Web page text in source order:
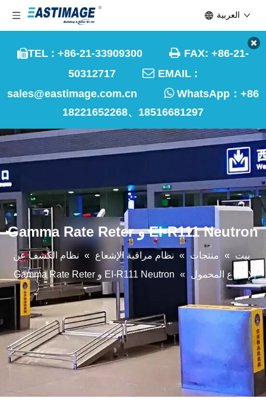
TEL : +86-21-33909300  FAX: +86-21-
50312717  EMAIL :
sales@eastimage.com.cn
WhatsApp： +86
18221652268、18516681297
العربية
EI-R111 Neutron و Gamma Rate Reter
بيت » منتجات » نظام مراقبة الإشعاع » نظام الكشف عن
الإشعاع المحمول
» EI-R111 Neutron و Gamma Rate Reter